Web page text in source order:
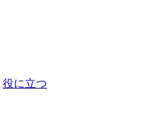
役に立つ